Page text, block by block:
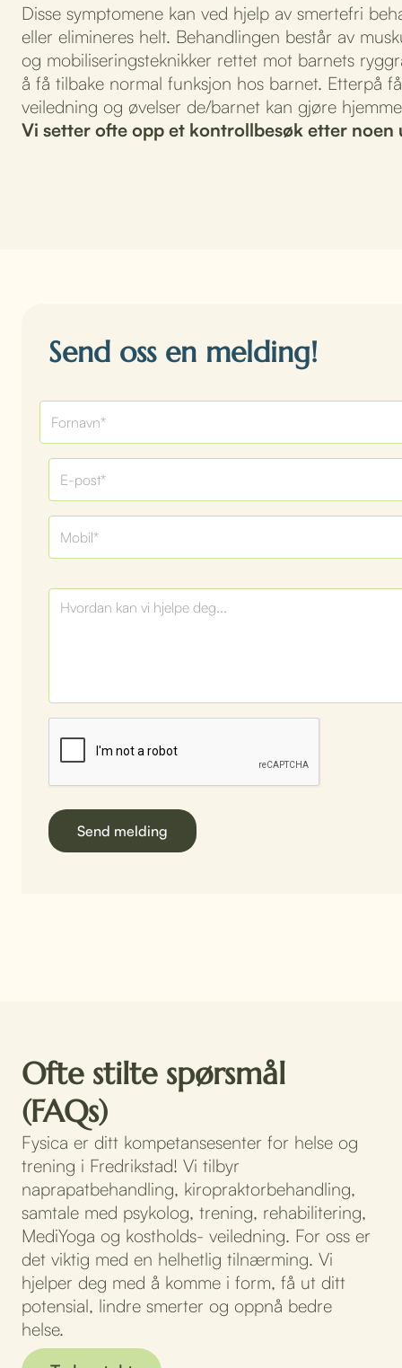
Disse symptomene kan ved hjelp av smertefri
eller elimineres helt. Behandlingen består av
og mobiliseringsteknikker rettet mot barnets
å få tilbake normal funksjon hos barnet. Etterpå
veiledning og øvelser de/barnet kan gjøre
Vi setter ofte opp et kontrollbesøk etter noen
Send oss en melding!
Ofte stilte spørsmål
(FAQs)
Fysica er ditt kompetansesenter for helse og
trening i Fredrikstad! Vi tilbyr
naprapatbehandling, kiropraktorbehandling,
samtale med psykolog, trening, rehabilitering,
MediYoga og kostholds- veiledning. For oss er
det viktig med en helhetlig tilnærming. Vi
hjelper deg med å komme i form, få ut ditt
potensial, lindre smerter og oppnå bedre
helse.